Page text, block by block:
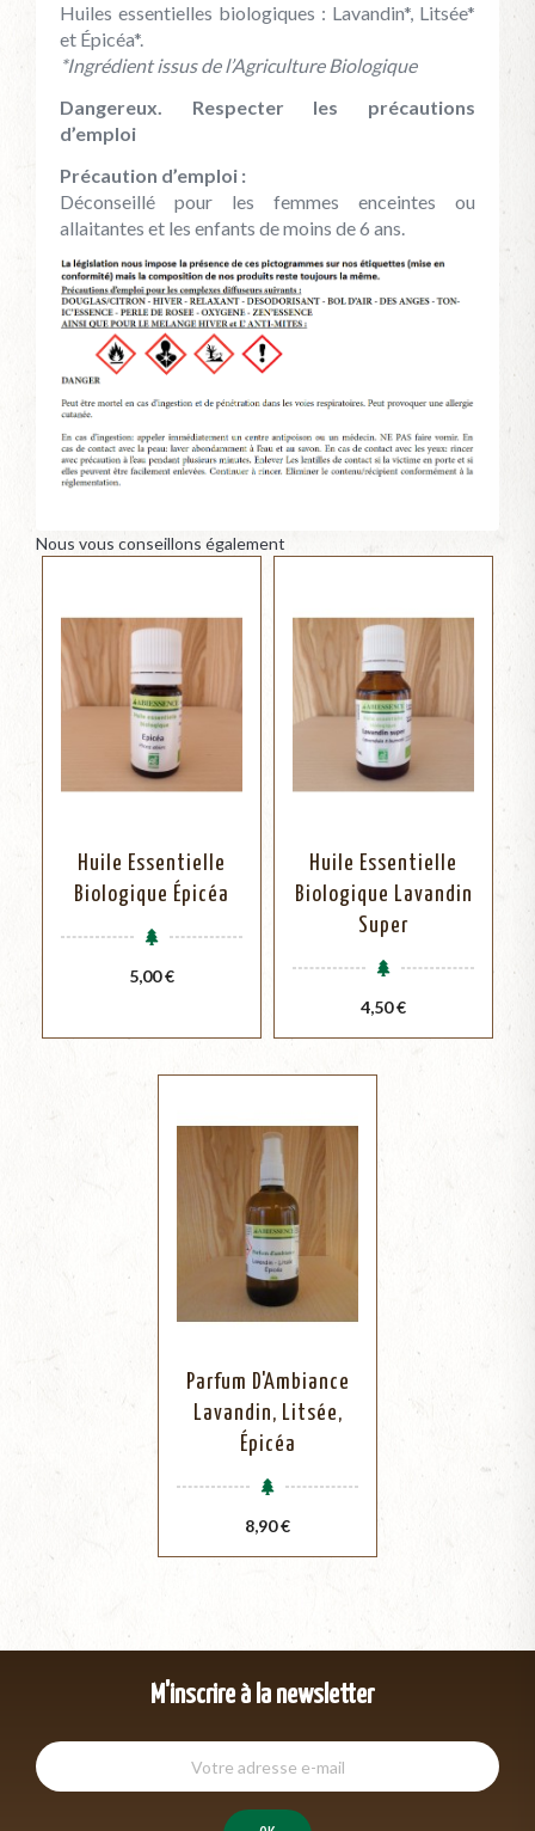
Huiles essentielles biologiques : Lavandin*, Litsée*
et Épicéa*.
*Ingrédient issus de l’Agriculture Biologique
Dangereux. Respecter les précautions
d’emploi
Précaution d’emploi :
Déconseillé pour les femmes enceintes ou
allaitantes et les enfants de moins de 6 ans.
Nous vous conseillons également
Huile Essentielle
Biologique Épicéa
Prix
5,00 €
Huile Essentielle
Biologique Lavandin
Super
Prix
4,50 €
Parfum D'Ambiance
Lavandin, Litsée,
Épicéa
Prix
8,90 €
M'inscrire à la newsletter